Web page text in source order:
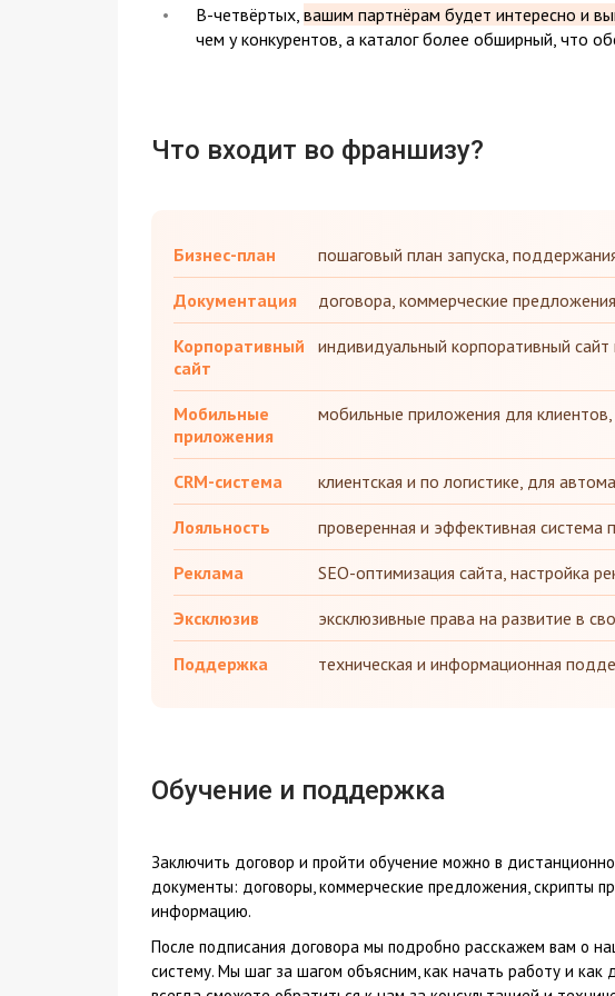
В-четвёртых, вашим партнёрам будет интересно и
чем у конкурентов, а каталог более обширный, что
Что входит во франшизу?
Бизнес-план пошаговый план запуска,
Документация договора, коммерческие
Корпоративный
сайт
индивидуальный корпоративный
Мобильные
приложения
мобильные приложения для
CRM-система клиентская и по логистике, для
Лояльность проверенная и эффективная система
Реклама SEO-оптимизация сайта, настройка
Эксклюзив эксклюзивные права на развитие в
Поддержка техническая и информационная
Обучение и поддержка
Заключить договор и пройти обучение можно в
документы: договоры, коммерческие предложения,
информацию.
После подписания договора мы подробно расскажем вам о
систему. Мы шаг за шагом объясним, как начать работу и